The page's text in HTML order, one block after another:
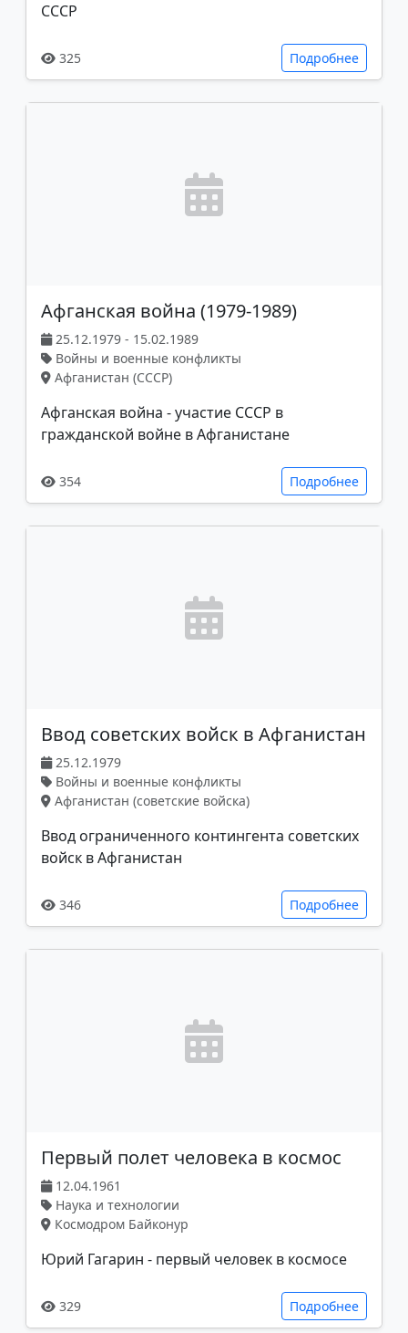
СССР
325 Подробнее
Афганская война (1979-1989)
25.12.1979 - 15.02.1989
Войны и военные конфликты
Афганистан (СССР)
Афганская война - участие СССР в
гражданской войне в Афганистане
354 Подробнее
Ввод советских войск в Афганистан
25.12.1979
Войны и военные конфликты
Афганистан (советские войска)
Ввод ограниченного контингента советских
войск в Афганистан
346 Подробнее
Первый полет человека в космос
12.04.1961
Наука и технологии
Космодром Байконур
Юрий Гагарин - первый человек в космосе
329 Подробнее